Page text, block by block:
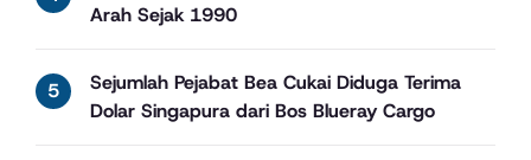
Arah Sejak 1990
Sejumlah Pejabat Bea Cukai Diduga Terima
Dolar Singapura dari Bos Blueray Cargo